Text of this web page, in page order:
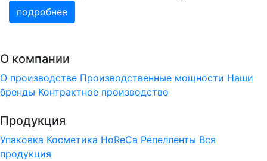
подробнее
О компании
О производстве Производственные мощности Наши
бренды Контрактное производство
Продукция
Упаковка Косметика HoReCa Репелленты Вся
продукция